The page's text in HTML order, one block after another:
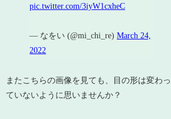
pic.twitter.com/3iyW1cxheC
— なをい (@mi_chi_re)March 24,
2022
またこちらの画像を見ても、目の形は変わっ
ていないように思いませんか？